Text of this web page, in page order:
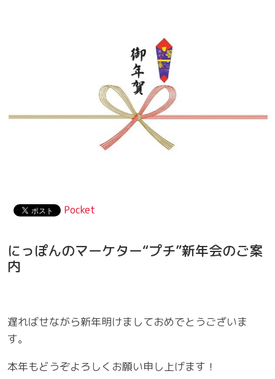
Pocket
にっぽんのマーケター“プチ”新年会のご案
内
遅ればせながら新年明けましておめでとうございま
す。
本年もどうぞよろしくお願い申し上げます！